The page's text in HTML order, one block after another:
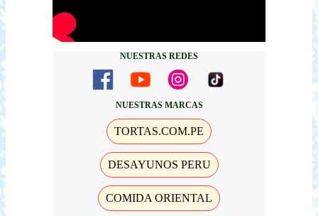
NUESTRAS REDES
NUESTRAS MARCAS
TORTAS.COM.PE
DESAYUNOS PERU
COMIDA ORIENTAL